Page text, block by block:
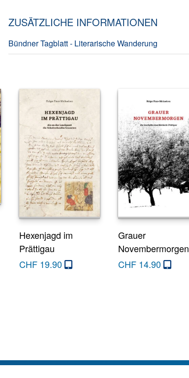
ZUSÄTZLICHE INFORMATIONEN
Bündner Tagblatt - Literarische Wanderung
Hexenjagd im
Prättigau
CHF 19.90
Grauer
Novembermorgen
CHF 14.90